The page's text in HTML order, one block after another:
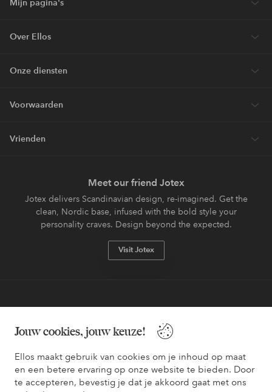
Jouw cookies, jouw keuze!
Ellos maakt gebruik van cookies om je inhoud op maat
en een betere ervaring op onze website te bieden. Door
te accepteren, bevestig je dat je akkoord gaat met ons
Mijn pagina's
Over Ellos
Onze diensten
Voorwaarden
Vrienden
Meet our friend Jotex
Jotex delivers Scandinavian design, re-imagined. Get the
clean, Nordic base, infused with the bold style your
personality craves. Design beyond the expected.
Visit Jotex
Wil je meer weten over
onze betaalopties